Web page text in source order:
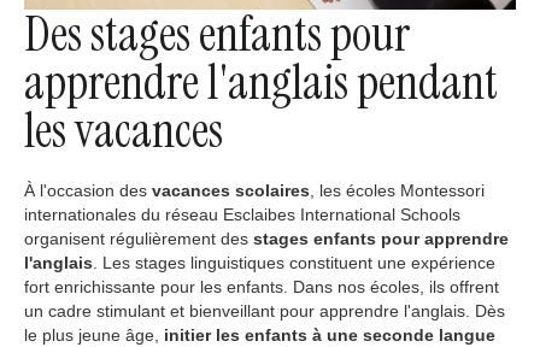
Des stages enfants pour
apprendre l'anglais pendant
les vacances
À l'occasion des vacances scolaires , les écoles Montessori
internationales du réseau Esclaibes International Schools
organisent régulièrement des stages enfants pour apprendre
l'anglais . Les stages linguistiques constituent une expérience
fort enrichissante pour les enfants. Dans nos écoles, ils offrent
un cadre stimulant et bienveillant pour apprendre l'anglais. Dès
le plus jeune âge, initier les enfants à une seconde langue